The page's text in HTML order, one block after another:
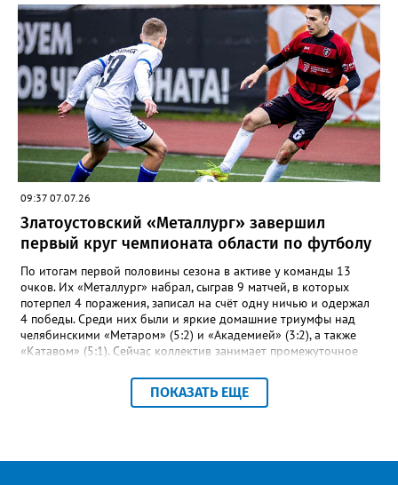
Анастасия Лущикова, Дмитрий Векшин и Макар Смирнов.
Золото на тысяче метрах среди девушек 14–16 лет забрала
Арина Берсенева, чуть отстала от неё Софья Новикова. На трёх
тысячах метров с выбыванием среди юношей первым стал
Ярослав Верещагин, третьим — Михаил Придатченко. А в
заплыве на три тысячи 3000 метров пьедестал оказался
полностью златоустовским. На него поднялись Софья
Колесникова, Арина Берсенева и Елизавета Дубовицкая. Всего
в «Кубке Тургояка» на старт вышли 155 спортсменов из
Златоуста, Миасса, Челябинска, Пласта и Южноуральска.
09:37 07.07.26
Златоустовский «Металлург» завершил
первый круг чемпионата области по футболу
По итогам первой половины сезона в активе у команды 13
очков. Их «Металлург» набрал, сыграв 9 матчей, в которых
потерпел 4 поражения, записал на счёт одну ничью и одержал
4 победы. Среди них были и яркие домашние триумфы над
челябинскими «Метаром» (5:2) и «Академией» (3:2), а также
«Катавом» (5:1). Сейчас коллектив занимает промежуточное
Строкой выше златоустовцев – коркинский «Шахтёр». При
прочих одинаковых показателях двух идущих плечом к плечу
возможность улучшить свои позиции в турнирной таблице и
ПОКАЗАТЬ ЕЩЕ